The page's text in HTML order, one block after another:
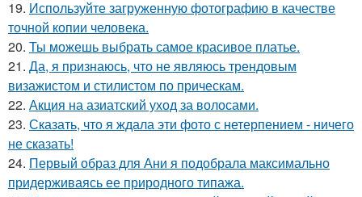
19. Используйте загруженную фотографию в качестве
точной копии человека.
20. Ты можешь выбрать самое красивое платье.
21. Да, я признаюсь, что не являюсь трендовым
визажистом и стилистом по прическам.
22. Акция на азиатский уход за волосами.
23. Сказать, что я ждала эти фото с нетерпением - ничего
не сказать!
24. Первый образ для Ани я подобрала максимально
придерживаясь ее природного типажа.